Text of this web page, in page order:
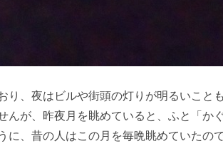
り、夜はビルや街頭の灯りが明るいこと
んが、昨夜月を眺めていると、ふと「か
に、昔の人はこの月を毎晩眺めていたの